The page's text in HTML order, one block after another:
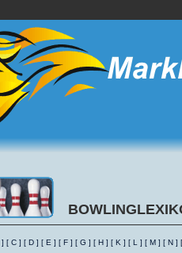
] [ C ] [ D ] [ E ] [ F ] [ G ] [ H ] [ K ] [ L ] [ M ] [ N ]